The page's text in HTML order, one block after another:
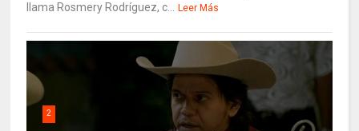
llama Rosmery Rodríguez, c... Leer Más
2